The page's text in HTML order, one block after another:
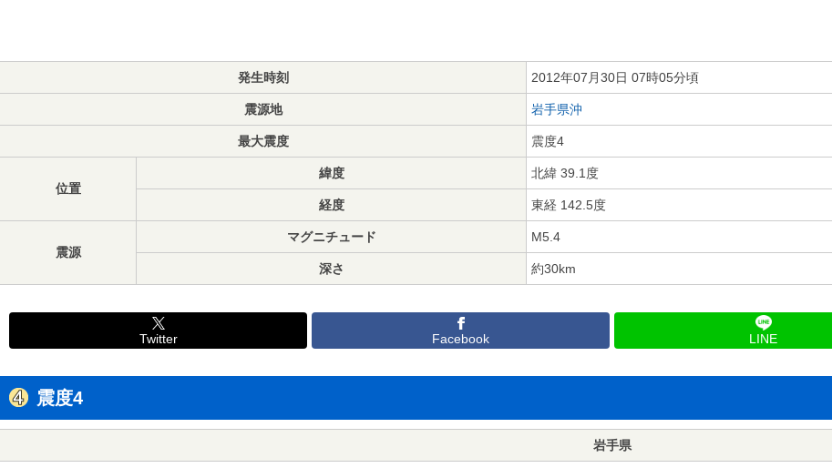
発生時刻 2012年07月30日 07時05分頃
震源地 岩手県沖
最大震度 震度4
位置
緯度 北緯 39.1度
経度 東経 142.5度
震源
マグニチュード M5.4
深さ 約30km
Twitter Facebook LINE
震度4
岩手県